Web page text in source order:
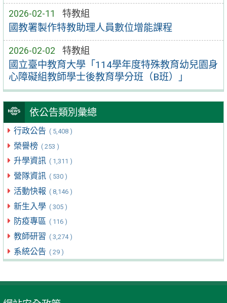
2026-02-11 特教組
國教署製作特教助理人員數位增能課程
2026-02-02 特教組
國立臺中教育大學「114學年度特殊教育幼兒園身
心障礙組教師學士後教育學分班（B班）」
依公告類別彙總
行政公告 ( 5,408 )
榮譽榜 ( 253 )
升學資訊 ( 1,311 )
營隊資訊 ( 530 )
活動快報 ( 8,146 )
新生入學 ( 305 )
防疫專區 ( 116 )
教師研習 ( 3,274 )
系統公告 ( 29 )